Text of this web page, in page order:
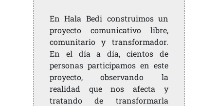
En Hala Bedi construimos un
proyecto comunicativo libre,
comunitario y transformador.
En el día a día, cientos de
personas participamos en este
proyecto, observando la
realidad que nos afecta y
tratando de transformarla